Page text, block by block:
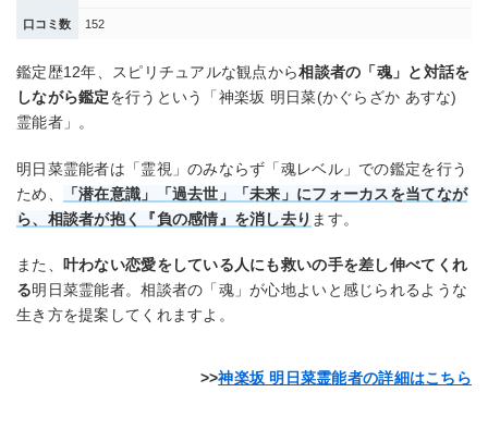
口コミ数 152
鑑定歴12年、スピリチュアルな観点から相談者の「魂」と対話を
しながら鑑定を行うという「神楽坂 明日菜(かぐらざか あすな)
霊能者」。
明日菜霊能者は「霊視」のみならず「魂レベル」での鑑定を行う
ため、
「潜在意識」「過去世」「未来」にフォーカスを当てなが
ら、相談者が抱く『負の感情』を消し去り ます。
また、 叶わない恋愛をしている人にも救いの手を差し伸べてくれ
る明日菜霊能者。相談者の「魂」が心地よいと感じられるような
生き方を提案してくれますよ。
神楽坂 明日菜霊能者の詳細はこちら